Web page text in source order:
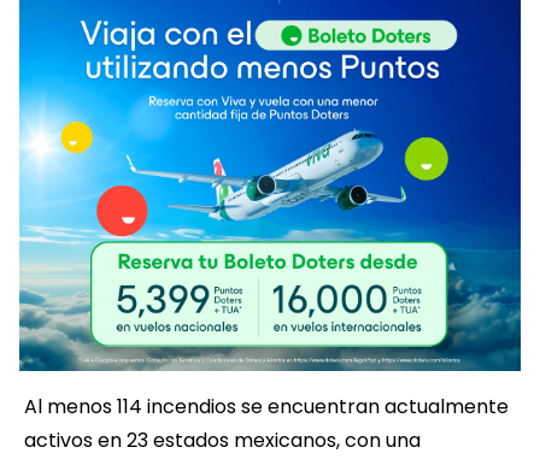
Al menos 114 incendios se encuentran actualmente
activos en 23 estados mexicanos, con una